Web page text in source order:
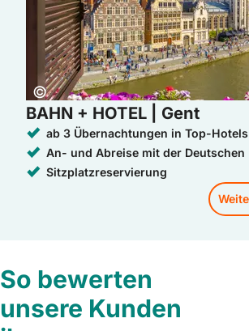
Copyright:
©
BAHN + HOTEL | Gent
ab 3 Übernachtungen in Top-
An- und Abreise mit der Deutschen
Sitzplatzreservierung
So bewerten
unsere Kunden